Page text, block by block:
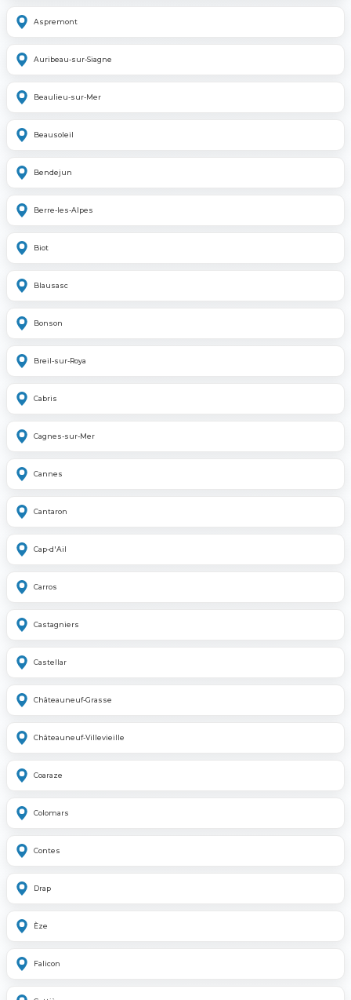
Aspremont
Auribeau-sur-Siagne
Beaulieu-sur-Mer
Beausoleil
Bendejun
Berre-les-Alpes
Biot
Blausasc
Bonson
Breil-sur-Roya
Cabris
Cagnes-sur-Mer
Cannes
Cantaron
Cap-d'Ail
Carros
Castagniers
Castellar
Châteauneuf-Grasse
Châteauneuf-Villevieille
Coaraze
Colomars
Contes
Drap
Èze
Falicon